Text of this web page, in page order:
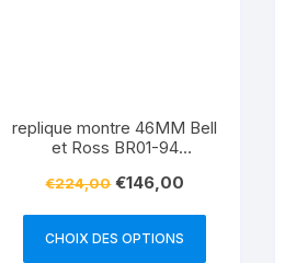
replique montre 46MM Bell
et Ross BR01-94
€224,00 €146,00
CHOIX DES OPTIONS